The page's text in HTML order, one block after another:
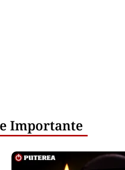
Importante